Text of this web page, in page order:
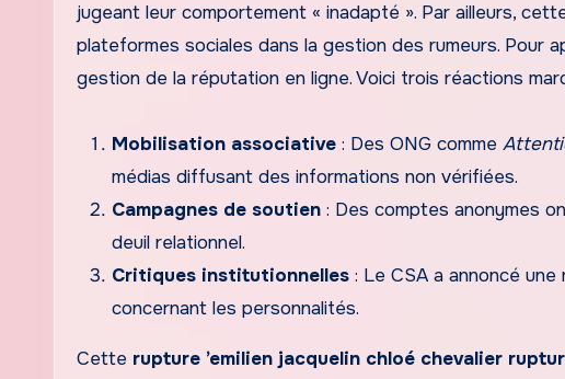
jugeant leur comportement « inadapté ». Par ailleurs,
plateformes sociales dans la gestion des rumeurs. Pour
gestion de la réputation en ligne. Voici trois réactions
Mobilisation associative : Des ONG comme
médias diffusant des informations non vérifiées.
Campagnes de soutien : Des comptes anonymes
deuil relationnel.
Critiques institutionnelles : Le CSA a annoncé
concernant les personnalités.
Cette rupture ’emilien jacquelin chloé chevalier